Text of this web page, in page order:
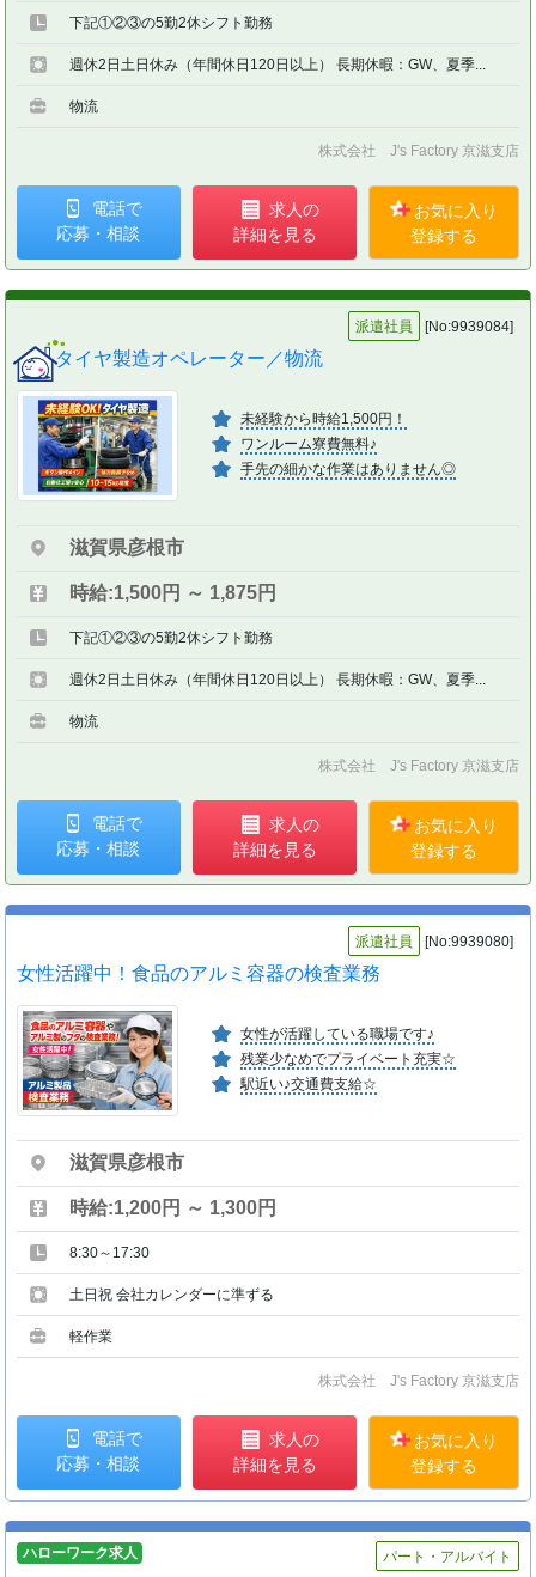
下記①②③の5勤2休シフト勤務
週休2日土日休み（年間休日120日以上） 長期休暇：GW、夏季...
物流
株式会社 J's Factory 京滋支店
電話で
応募・相談
求人の
詳細を見る
お気に入り
登録する
派遣社員 [No:9939084]
タイヤ製造オペレーター／物流
未経験から時給1,500円！
ワンルーム寮費無料♪
手先の細かな作業はありません◎
滋賀県彦根市
時給:1,500円 ～ 1,875円
下記①②③の5勤2休シフト勤務
週休2日土日休み（年間休日120日以上） 長期休暇：GW、夏季...
物流
株式会社 J's Factory 京滋支店
電話で
応募・相談
求人の
詳細を見る
お気に入り
登録する
派遣社員 [No:9939080]
女性活躍中！食品のアルミ容器の検査業務
女性が活躍している職場です♪
残業少なめでプライベート充実☆
駅近い♪交通費支給☆
滋賀県彦根市
時給:1,200円 ～ 1,300円
8:30～17:30
土日祝 会社カレンダーに準ずる
軽作業
株式会社 J's Factory 京滋支店
電話で
応募・相談
求人の
詳細を見る
お気に入り
登録する
ハローワーク求人
パート・アルバイト